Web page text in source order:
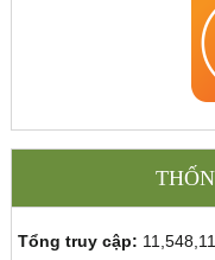
Tổng truy cập: